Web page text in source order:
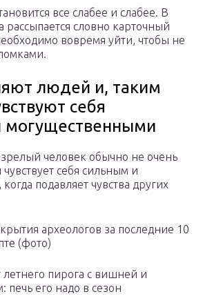
все слабее и слабее. В
рассыпается словно карточный
вовремя уйти, чтобы не
людей и, таким
себя
могущественными
человек обычно не очень
себя сильным и
подавляет чувства других
археологов за последние 10
(фото)
пирога с вишней и
его надо в сезон